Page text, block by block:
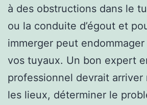
à des obstructions dans le
ou la conduite d’égout et
immerger peut
vos tuyaux. Un bon expert
professionnel devrait arriver
les lieux, déterminer le